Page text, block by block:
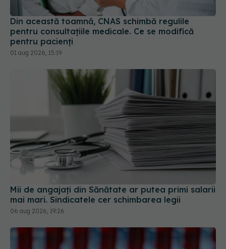
pentru pacienți
01 aug 2026, 15:19
Mii de angajați din Sănătate ar putea primi salarii
mai mari. Sindicatele cer schimbarea legii
06 aug 2026, 19:26